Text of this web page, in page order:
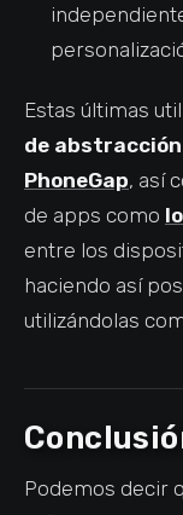
Estas últimas
de abstracción
PhoneGap, así
de apps como
entre los
haciendo así
utilizándolas
Podemos decir